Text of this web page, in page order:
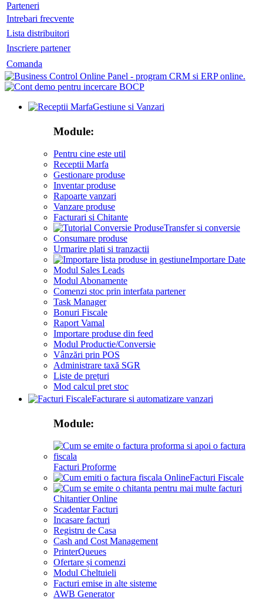
Parteneri
Intrebari frecvente
Lista distribuitori
Inscriere partener
Comanda
Gestiune si Vanzari
Module:
Pentru cine este util
Receptii Marfa
Gestionare produse
Inventar produse
Rapoarte vanzari
Vanzare produse
Facturari si Chitante
Transfer si conversie
Consumare produse
Urmarire plati si tranzactii
Importare Date
Modul Sales Leads
Modul Abonamente
Comenzi stoc prin interfata partener
Task Manager
Bonuri Fiscale
Raport Vamal
Importare produse din feed
Modul Productie/Conversie
Vânzări prin POS
Administrare taxă SGR
Liste de prețuri
Mod calcul pret stoc
Facturare si automatizare vanzari
Module:
Facturi Proforme
Facturi Fiscale
Chitantier Online
Scadentar Facturi
Incasare facturi
Registru de Casa
Cash and Cost Management
PrinterQueues
Ofertare și comenzi
Modul Cheltuieli
Facturi emise in alte sisteme
AWB Generator